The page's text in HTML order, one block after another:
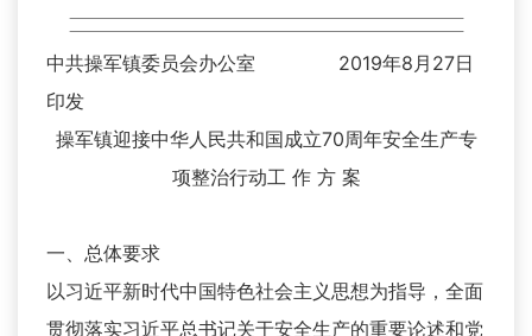
中共操军镇委员会办公室 2019年8月27日
印发
操军镇迎接中华人民共和国成立70周年安全生产专
项整治行动工 作 方 案
一、总体要求
以习近平新时代中国特色社会主义思想为指导，全面
贯彻落实习近平总书记关于安全生产的重要论述和党